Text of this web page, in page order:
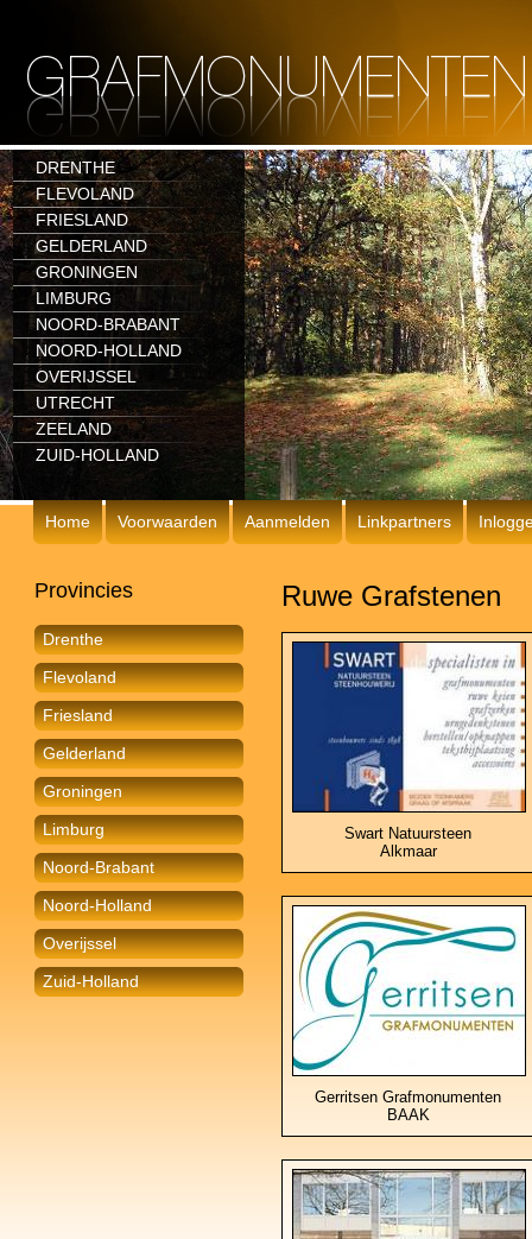
DRENTHE
FLEVOLAND
FRIESLAND
GELDERLAND
GRONINGEN
LIMBURG
NOORD-BRABANT
NOORD-HOLLAND
OVERIJSSEL
UTRECHT
ZEELAND
ZUID-HOLLAND
Home Voorwaarden Aanmelden Linkpartners
Provincies
Drenthe
Flevoland
Friesland
Gelderland
Groningen
Limburg
Noord-Brabant
Noord-Holland
Overijssel
Zuid-Holland
Ruwe Grafstenen
Swart Natuursteen
Alkmaar
Gerritsen Grafmonumenten
BAAK